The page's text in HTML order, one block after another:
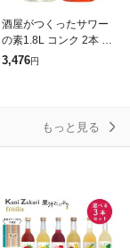
酒屋がつくったサワー
の素1.8L コンク 2本 レ
モン1本・ピンクグレー
3,476円
もっと見る